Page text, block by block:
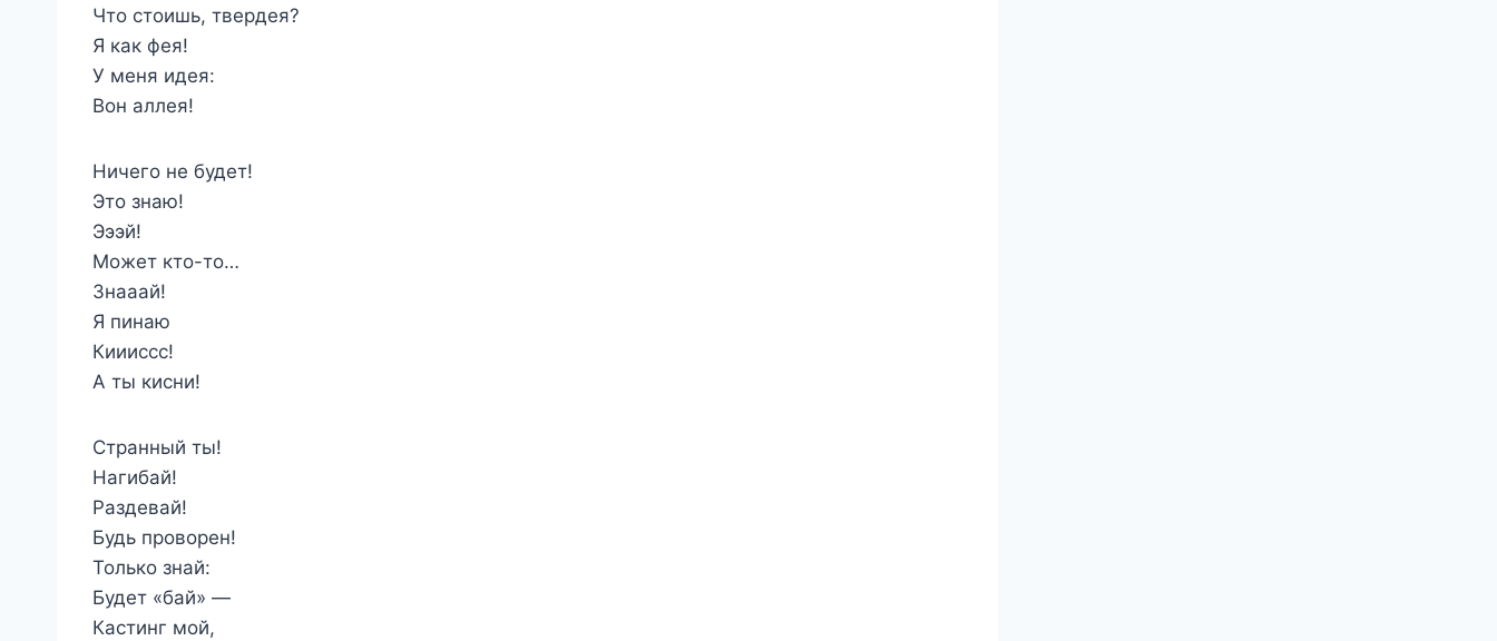
Что стоишь, твердея?
Я как фея!
У меня идея:
Вон аллея!
Ничего не будет!
Это знаю!
Эээй!
Может кто-то…
Знааай!
Я пинаю
Киииссс!
А ты кисни!
Странный ты!
Нагибай!
Раздевай!
Будь проворен!
Только знай:
Будет «бай» —
Кастинг мой,